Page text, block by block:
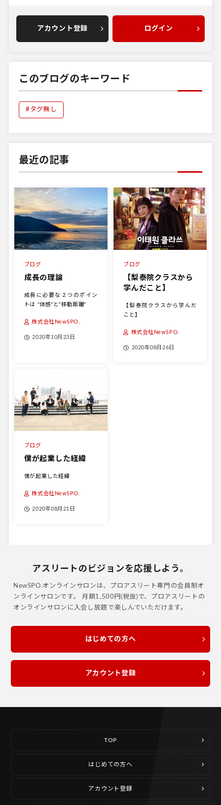
アカウント登録 ログイン
このブログのキーワード
#タグ無し
最近の記事
ブログ
成長の理論
成長に必要な２つのポイン
トは "体感"と"移動距離"
株式会社NewSPO.
2020年10月23日
ブログ
【梨泰院クラスから
学んだこと】
【梨泰院クラスから学んだ
こと】
株式会社NewSPO.
2020年08月26日
ブログ
僕が起業した経緯
僕が起業した経緯
株式会社NewSPO.
2020年08月21日
アスリートのビジョンを応援しよう。
NewSPO.オンラインサロンは、プロアスリート専門の会員制オ
ンラインサロンです。
月額1,500円(税抜)で、プロアスリートの
オンラインサロンに入会し放題で楽しんでいただけます。
はじめての方へ
アカウント登録
TOP
はじめての方へ
アカウント登録